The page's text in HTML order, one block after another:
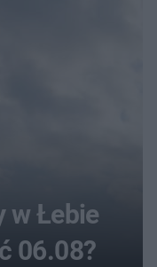
w Łebie
06.08?